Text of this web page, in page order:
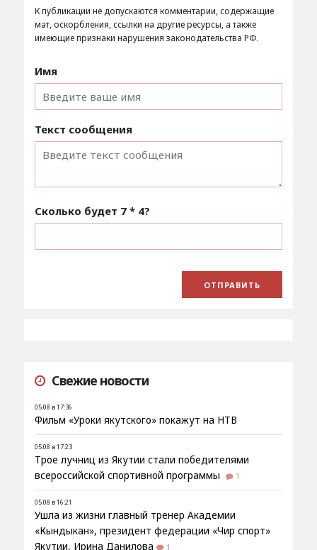
К публикации не допускаются комментарии, содержащие
мат, оскорбления, ссылки на другие ресурсы, а также
имеющие признаки нарушения законодательства РФ.
Имя
Текст сообщения
Сколько будет 7 * 4?
Свежие новости
05.08 в 17:36
Фильм «Уроки якутского» покажут на НТВ
05.08 в 17:23
Трое лучниц из Якутии стали победителями
всероссийской спортивной программы
1
05.08 в 16:21
Ушла из жизни главный тренер Академии
«Кындыкан», президент федерации «Чир спорт»
Якутии, Ирина Данилова
1